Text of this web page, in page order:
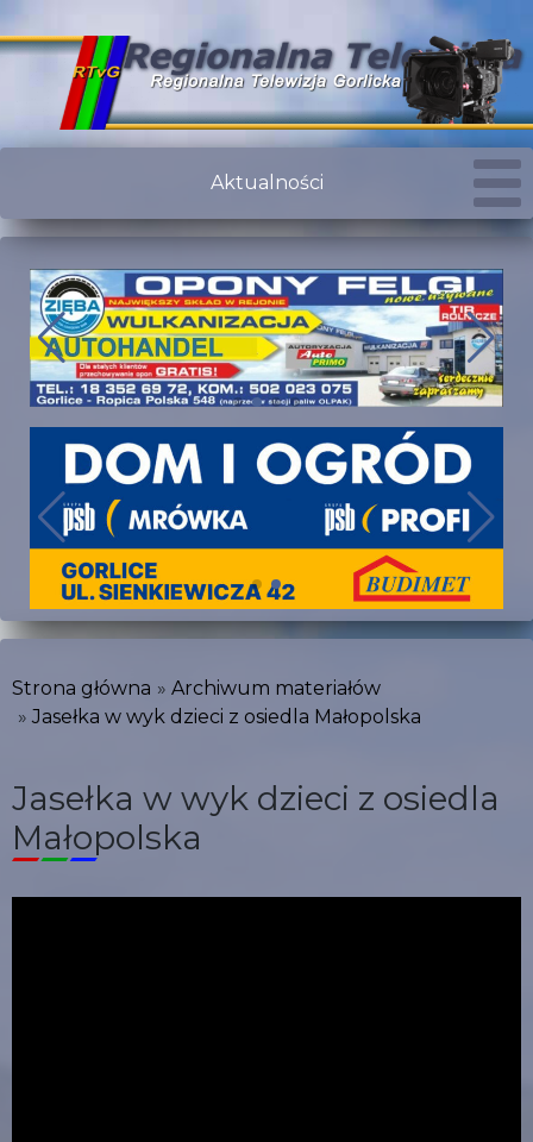
Aktualności
Strona główna
Archiwum materiałów
Jasełka w wyk dzieci z osiedla Małopolska
Jasełka w wyk dzieci z osiedla
Małopolska